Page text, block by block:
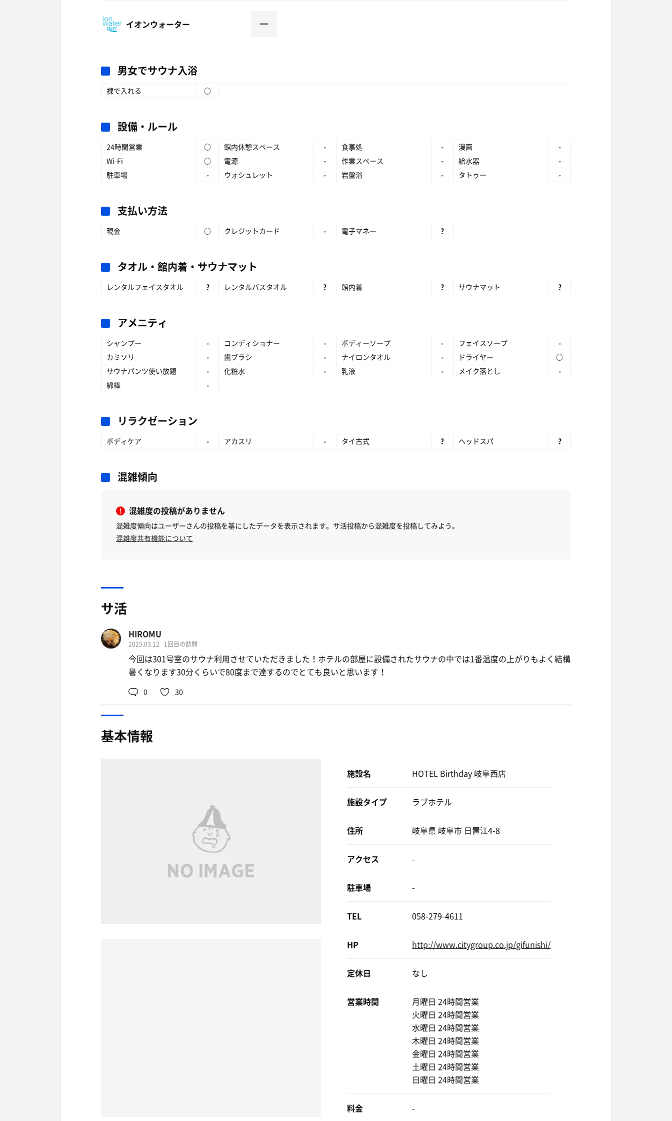
イオンウォーター
男女でサウナ入浴
裸で入れる ○
設備・ルール
24時間営業 ○ 館内休憩スペース - 食事処 - 漫画
-
Wi-Fi
○ 電源 - 作業スペース - 給水器
-
駐車場
- ウォシュレット - 岩盤浴 - タトゥー -
支払い方法
現金 ○ クレジットカード - 電子マネー ?
タオル・館内着・サウナマット
レンタルフェイスタオル ? レンタルバスタオル ? 館内着 ? サウナマット ?
アメニティ
シャンプー - コンディショナー - ボディーソープ - フェイスソープ
-
カミソリ
- 歯ブラシ - ナイロンタオル - ドライヤー
○
サウナパンツ使い放題
- 化粧水 - 乳液 - メイク落とし
-
綿棒
-
リラクゼーション
ボディケア - アカスリ - タイ古式 ? ヘッドスパ ?
混雑傾向
混雑度の投稿がありません
混雑度傾向はユーザーさんの投稿を基にしたデータを表示されます。サ活投稿から混雑度を投稿してみよう。
混雑度共有機能について
サ活
HIROMU
2025.03.12 1回目の訪問
今回は301号室のサウナ利用させていただきました！ホテルの部屋に設備されたサウナの中では1番温度の上がりもよく結構
暑くなります30分くらいで80度まで達するのでとても良いと思います！
0 30
基本情報
施設名 HOTEL Birthday 岐阜西店
施設タイプ ラブホテル
住所 岐阜県 岐阜市 日置江4-8
アクセス -
駐車場 -
TEL 058-279-4611
HP http://www.citygroup.co.jp/gifunishi/
定休日 なし
営業時間
月曜日 24時間営業
火曜日 24時間営業
水曜日 24時間営業
木曜日 24時間営業
金曜日 24時間営業
土曜日 24時間営業
日曜日 24時間営業
料金 -